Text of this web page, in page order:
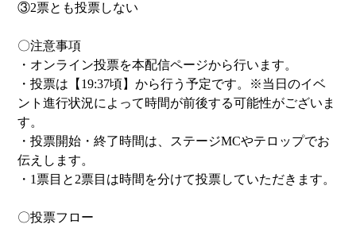
③2票とも投票しない
〇注意事項
・オンライン投票を本配信ページから行います。
・投票は【19:37頃】から行う予定です。※当日のイベ
ント進行状況によって時間が前後する可能性がございま
す。
・投票開始・終了時間は、ステージMCやテロップでお
伝えします。
・1票目と2票目は時間を分けて投票していただきます。
〇投票フロー